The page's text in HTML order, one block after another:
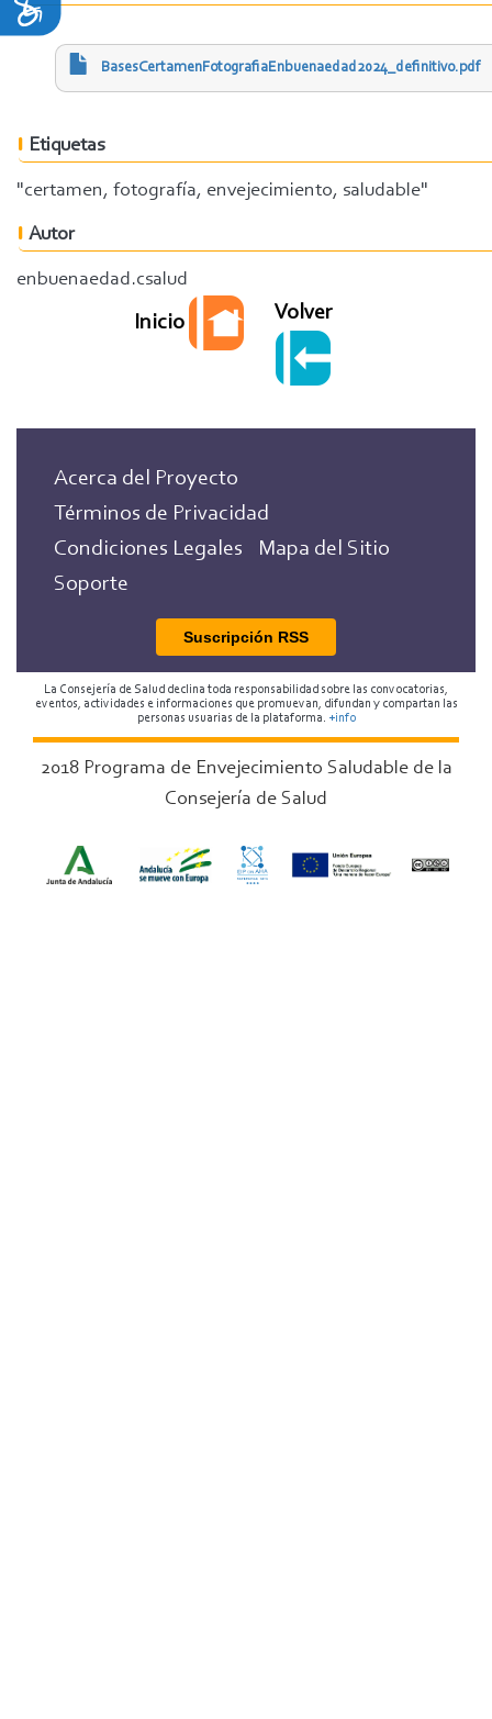
BasesCertamenFotografiaEnbuenaedad2024_definitivo.pdf
Etiquetas
"certamen, fotografía, envejecimiento, saludable"
Autor
enbuenaedad.csalud
Inicio Volver
Acerca del Proyecto
Términos de Privacidad
Condiciones Legales
Mapa del Sitio
Soporte
Suscripción RSS
La Consejería de Salud declina toda responsabilidad sobre las convocatorias,
eventos, actividades e informaciones que promuevan, difundan y compartan las
personas usuarias de la plataforma. +info
2018 Programa de Envejecimiento Saludable de la
Consejería de Salud